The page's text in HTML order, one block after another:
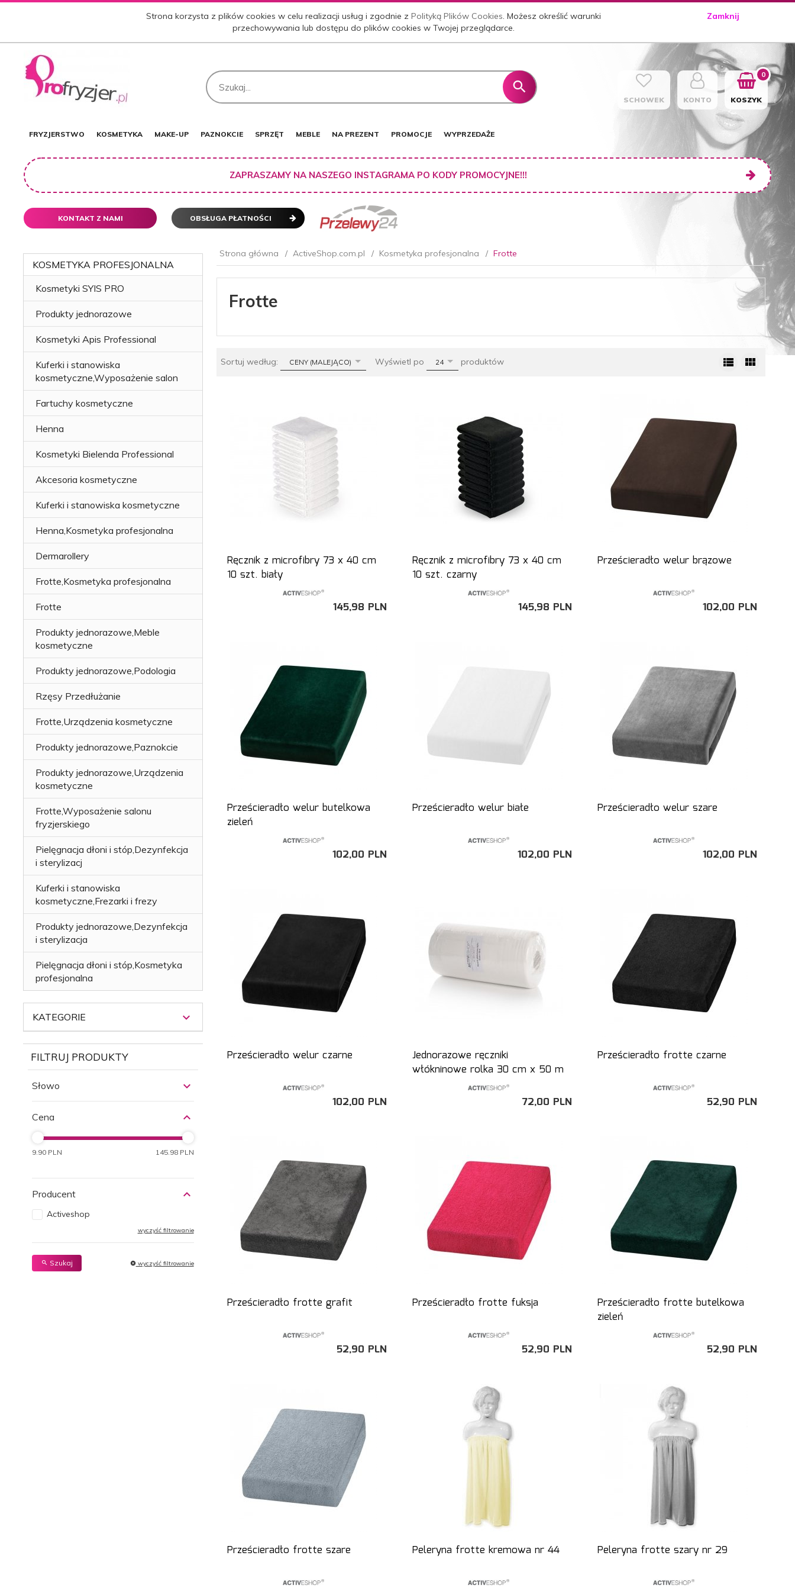
Strona korzysta z plików cookies w celu realizacji usług i zgodnie zPolityką Plików Cookies. Możesz określić warunki
przechowywania lub dostępu do plików cookies w Twojej przeglądarce.
Zamknij
SCHOWEK KONTO KOSZYK
0
FRYZJERSTWO KOSMETYKA MAKE-UP PAZNOKCIE SPRZĘT MEBLE NA PREZENT PROMOCJE WYPRZEDAŻE
ZAPRASZAMY NA NASZEGO INSTAGRAMA PO KODY PROMOCYJNE!!!
KONTAKT Z NAMI OBSŁUGA PŁATNOŚCI
KOSMETYKA PROFESJONALNA
Kosmetyki SYIS PRO
Produkty jednorazowe
Kosmetyki Apis Professional
Kuferki i stanowiska
kosmetyczne,Wyposażenie salon
Fartuchy kosmetyczne
Henna
Kosmetyki Bielenda Professional
Akcesoria kosmetyczne
Kuferki i stanowiska kosmetyczne
Henna,Kosmetyka profesjonalna
Dermarollery
Frotte,Kosmetyka profesjonalna
Frotte
Produkty jednorazowe,Meble
kosmetyczne
Produkty jednorazowe,Podologia
Rzęsy Przedłużanie
Frotte,Urządzenia kosmetyczne
Produkty jednorazowe,Paznokcie
Produkty jednorazowe,Urządzenia
kosmetyczne
Frotte,Wyposażenie salonu
fryzjerskiego
Pielęgnacja dłoni i stóp,Dezynfekcja
i sterylizacj
Kuferki i stanowiska
kosmetyczne,Frezarki i frezy
Produkty jednorazowe,Dezynfekcja
i sterylizacja
Pielęgnacja dłoni i stóp,Kosmetyka
profesjonalna
KATEGORIE
FILTRUJ PRODUKTY
Słowo
Cena
9.90 PLN 145.98 PLN
Producent
Activeshop
wyczyść filtrowanie
Szukaj wyczyść filtrowanie
Strona główna ActiveShop.com.pl Kosmetyka profesjonalna Frotte
Frotte
Sortuj według: sortCENY (MALEJĄCO) Wyświetl po pop
24 produktów
Ręcznik z microfibry 73 x 40 cm
10 szt. biały
145,98 PLN
Ręcznik z microfibry 73 x 40 cm
10 szt. czarny
145,98 PLN
Prześcieradło welur brązowe
102,00 PLN
Prześcieradło welur butelkowa
zieleń
102,00 PLN
Prześcieradło welur białe
102,00 PLN
Prześcieradło welur szare
102,00 PLN
Prześcieradło welur czarne
102,00 PLN
Jednorazowe ręczniki
włókninowe rolka 30 cm x 50 m
72,00 PLN
Prześcieradło frotte czarne
52,90 PLN
Prześcieradło frotte grafit
52,90 PLN
Prześcieradło frotte fuksja
52,90 PLN
Prześcieradło frotte butelkowa
zieleń
52,90 PLN
Prześcieradło frotte szare Peleryna frotte kremowa nr 44 Peleryna frotte szary nr 29